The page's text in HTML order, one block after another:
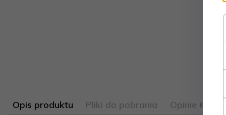
Opis produktu Pliki do pobrania Opinie